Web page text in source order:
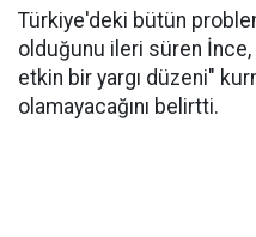
Türkiye'deki bütün
olduğunu ileri süren İnce,
etkin bir yargı düzeni"
olamayacağını belirtti.